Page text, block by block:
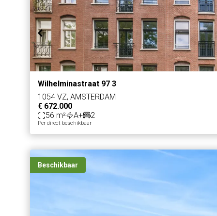
Wilhelminastraat 97 3
1054 VZ, AMSTERDAM
€ 672.000
56 m²
A+ 2
Per direct beschikbaar
Beschikbaar